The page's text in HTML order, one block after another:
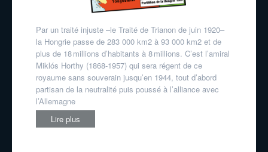
Par un traité injuste –le Traité de Trianon de juin 1920–
la Hongrie passe de 283 000 km2 à 93 000 km2 et de
plus de 18 millions d’habitants à 8 millions. C’est l’amiral
Miklós Horthy (1868-1957) qui sera régent de ce
royaume sans souverain jusqu’en 1944, tout d’abord
partisan de la neutralité puis poussé à l’alliance avec
l’Allemagne
Lire plus